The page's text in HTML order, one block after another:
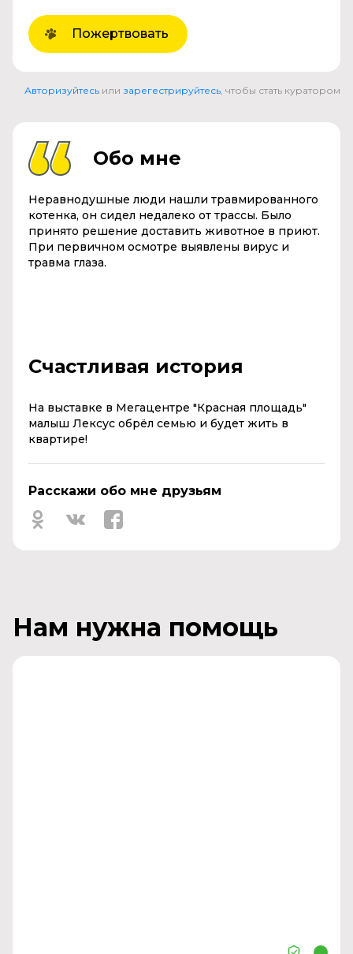
Пожертвовать
Авторизуйтесь или зарегестрируйтесь, чтобы стать куратором
Обо мне
Неравнодушные люди нашли травмированного
котенка, он сидел недалеко от трассы. Было
принято решение доставить животное в приют.
При первичном осмотре выявлены вирус и
травма глаза.
Счастливая история
На выставке в Мегацентре "Красная площадь"
малыш Лексус обрёл семью и будет жить в
квартире!
Расскажи обо мне друзьям
Нам нужна помощь